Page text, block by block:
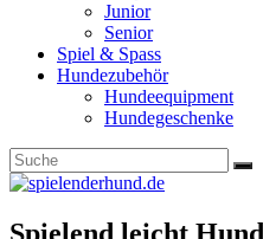
Junior
Senior
Spiel & Spass
Hundezubehör
Hundeequipment
Hundegeschenke